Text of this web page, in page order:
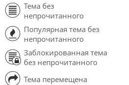
Тема без
непрочитанного
Популярная тема без
непрочитанного
Заблокированная тема
без непрочитанного
Тема перемещена